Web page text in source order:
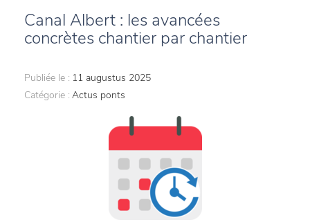
Canal Albert : les avancées
concrètes chantier par chantier
Publiée le : 11 augustus 2025
Catégorie : Actus ponts